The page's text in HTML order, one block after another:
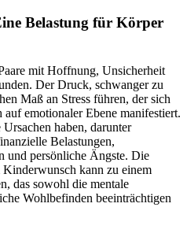
Belastung für Körper
mit Hoffnung, Unsicherheit
Der Druck, schwanger zu
Maß an Stress führen, der sich
emotionaler Ebene manifestiert.
haben, darunter
Belastungen,
und persönliche Ängste. Die
kann zu einem
das sowohl die mentale
Wohlbefinden beeinträchtigen